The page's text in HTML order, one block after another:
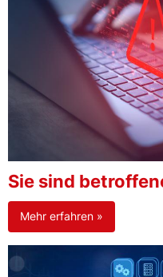
Sie sind
Mehr erfahren »